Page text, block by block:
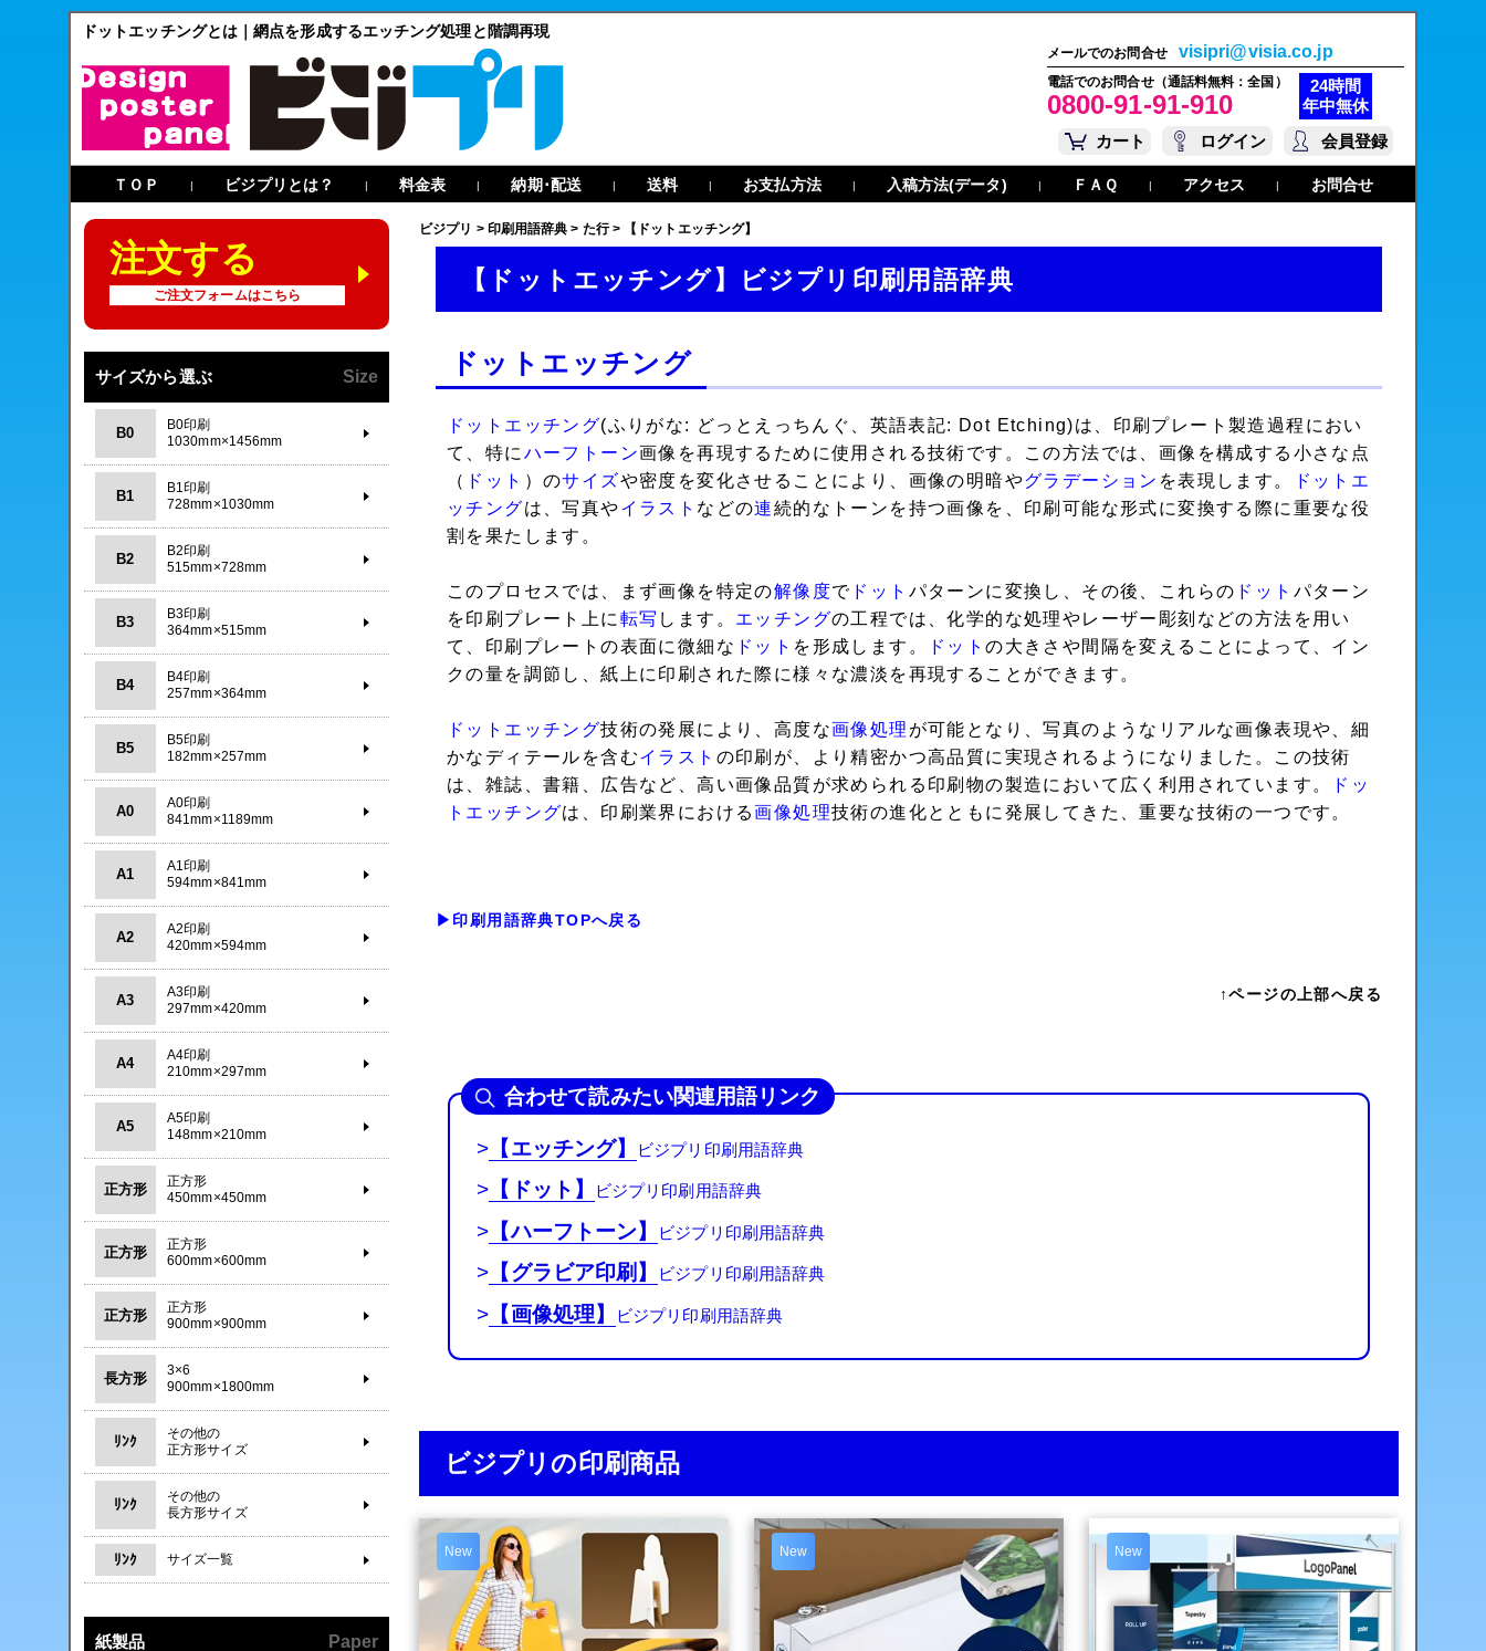
ドットエッチングとは｜網点を形成するエッチング処理と階調再現
メールでのお問合せ visipri@visia.co.jp
電話でのお問合せ（通話料無料：全国）
0800-91-91-910
24時間
年中無休
カート
ログイン 会員登録
ＴＯＰ | ビジプリとは？ | 料金表 | 納期･配送 | 送料 | お支払方法 | 入稿方法(データ) | ＦＡＱ | アクセス | お問合せ
ビジプリ > 印刷用語辞典 > た行> 【ドットエッチング】
【ドットエッチング】ビジプリ印刷用語辞典
ドットエッチング
ドットエッチング(ふりがな: どっとえっちんぐ、英語表記: Dot Etching)は、印刷プレート製造過程におい
て、特に ハーフトーン画像を再現するために使用される技術です。この方法では、画像を構成する小さな点
（ ドット ）のサイズや密度を変化させることにより、画像の明暗やグラデーション を表現します。
ドットエ
ッチングは、写真やイラスト などの連続的なトーンを持つ画像を、印刷可能な形式に変換する際に重要な役
割を果たします。
このプロセスでは、まず画像を特定の解像度で ドット パターンに変換し、その後、これらの ドット パターン
を印刷プレート上に 転写 します。 エッチングの工程では、化学的な処理やレーザー彫刻などの方法を用い
て、印刷プレートの表面に微細な ドット を形成します。 ドットの大きさや間隔を変えることによって、イン
クの量を調節し、紙上に印刷された際に様々な濃淡を再現することができます。
ドットエッチング技術の発展により、高度な画像処理 が可能となり、写真のようなリアルな画像表現や、細
かなディテールを含むイラスト の印刷が、より精密かつ高品質に実現されるようになりました。この技術
は、雑誌、書籍、広告など、高い画像品質が求められる印刷物の製造において広く利用されています。
ドッ
トエッチングは、印刷業界における画像処理技術の進化とともに発展してきた、重要な技術の一つです。
▶印刷用語辞典TOPへ戻る
↑ページの上部へ戻る
合わせて読みたい関連用語リンク
> 【エッチング】
> 【ドット】
> 【ハーフトーン】
> 【グラビア印刷】
> 【画像処理】
ビジプリの印刷商品
New New New
注文する
ご注文フォームはこちら
サイズから選ぶ Size
B0
B0印刷
1030mm×1456mm
B1
B1印刷
728mm×1030mm
B2
B2印刷
515mm×728mm
B3
B3印刷
364mm×515mm
B4
B4印刷
257mm×364mm
B5
B5印刷
182mm×257mm
A0
A0印刷
841mm×1189mm
A1
A1印刷
594mm×841mm
A2
A2印刷
420mm×594mm
A3
A3印刷
297mm×420mm
A4
A4印刷
210mm×297mm
A5
A5印刷
148mm×210mm
正方形
正方形
450mm×450mm
正方形
正方形
600mm×600mm
正方形
正方形
900mm×900mm
長方形
3×6
900mm×1800mm
ﾘﾝｸ
その他の
正方形サイズ
ﾘﾝｸ
その他の
長方形サイズ
ﾘﾝｸ サイズ一覧
紙製品 Paper